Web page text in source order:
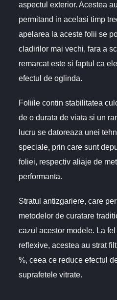
aspectul exterior. Acestea
permitand in acelasi timp
apelarea la aceste folii se
cladirilor mai vechi, fara a
remarcat este si faptul ca
efectul de oglinda.
Foliile contin stabilitatea
de o durata de viata si un
lucru se datoreaza unei
speciale, prin care sunt
foliei, respectiv aliaje de
performanta.
Stratul antizgariere, care
metodelor de curatare
cazul acestor modele. La
reflexive, acestea au strat
%, ceea ce reduce efectul
suprafetele vitrate.